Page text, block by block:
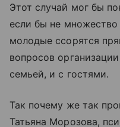
Этот случай мог бы
если бы не множество
молодые ссорятся
вопросов
семьей, и с гостями.
Так почему же так
Татьяна Морозова,